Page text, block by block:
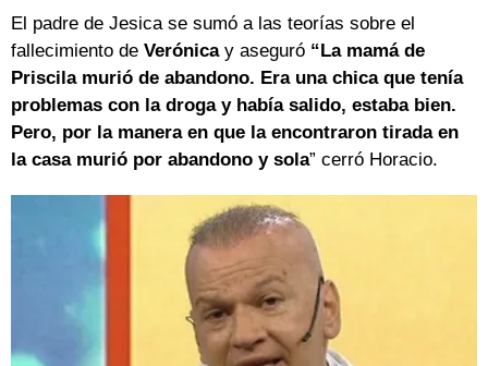
El padre de Jesica se sumó a las teorías sobre el
fallecimiento de Verónicay aseguró “La mamá de
Priscila murió de abandono. Era una chica que tenía
problemas con la droga y había salido, estaba bien.
Pero, por la manera en que la encontraron tirada en
la casa murió por abandono y sola” cerró Horacio.